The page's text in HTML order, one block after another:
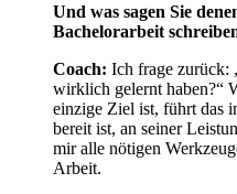
Und was sagen Sie
Bachelorarbeit
Coach: Ich frage zurück:
wirklich gelernt haben?“
einzige Ziel ist, führt das
bereit ist, an seiner
mir alle nötigen
Arbeit.